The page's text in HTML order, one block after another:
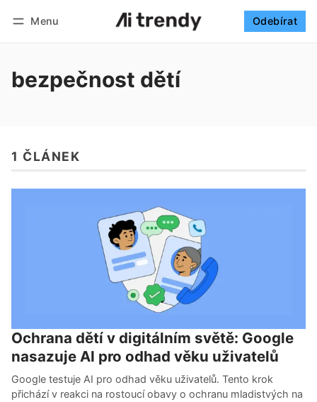
Menu Odebírat
bezpečnost dětí
1 ČLÁNEK
Ochrana dětí v digitálním světě: Google
nasazuje AI pro odhad věku uživatelů
Google testuje AI pro odhad věku uživatelů. Tento krok
přichází v reakci na rostoucí obavy o ochranu mladistvých na